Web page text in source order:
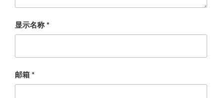
显示名称*
邮箱*